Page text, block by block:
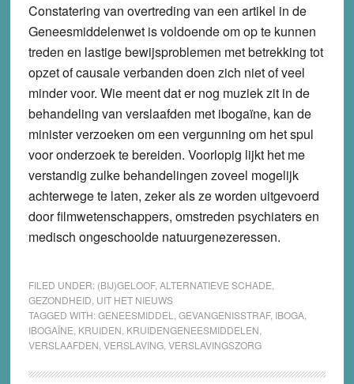
Constatering van overtreding van een artikel in de
Geneesmiddelenwet is voldoende om op te kunnen
treden en lastige bewijsproblemen met betrekking tot
opzet of causale verbanden doen zich niet of veel
minder voor. Wie meent dat er nog muziek zit in de
behandeling van verslaafden met ibogaïne, kan de
minister verzoeken om een vergunning om het spul
voor onderzoek te bereiden. Voorlopig lijkt het me
verstandig zulke behandelingen zoveel mogelijk
achterwege te laten, zeker als ze worden uitgevoerd
door filmwetenschappers, omstreden psychiaters en
medisch ongeschoolde natuurgenezeressen.
FILED UNDER: (BIJ)GELOOF, ALTERNATIEVE SCHADE
GEZONDHEID UIT HET NIEUWS
TAGGED WITH:GENEESMIDDEL GEVANGENISSTRAF, IBOGA,
IBOGAÏNE KRUIDEN KRUIDENGENEESMIDDELEN
VERSLAAFDEN VERSLAVING, VERSLAVINGSZORG